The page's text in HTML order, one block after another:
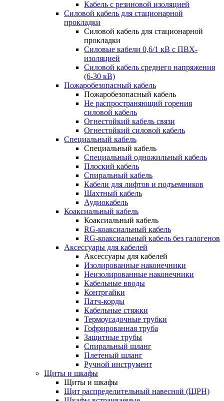
Кабель с резиновой изоляцией
Силовой кабель для стационарной
прокладки
Силовой кабель для стационарной
прокладки
Силовые кабели 0,6/1 кВ с ПВХ-
изоляцией
Силовой кабель среднего напряжения
(6-30 кВ)
Пожаробезопасный кабель
Пожаробезопасный кабель
Не распространяющий горения
силовой кабель
Огнестойкий кабель связи
Огнестойкий силовой кабель
Специальный кабель
Специальный кабель
Специальный одножильный кабель
Плоский кабель
Спиральный кабель
Кабели для лифтов и подъемников
Шахтный кабель
Аудиокабель
Коаксиальный кабель
Коаксиальный кабель
RG-коаксиальный кабель
RG-коаксиальный кабель без галогенов
Аксессуары для кабелей
Аксессуары для кабелей
Изолированные наконечники
Неизолированные наконечники
Кабельные вводы
Контргайки
Патч-корды
Кабельные стяжки
Термоусадочные трубки
Гофрированная труба
Защитные трубы
Спиральный шланг
Плетеный шланг
Ручной инструмент
Щиты и шкафы
Щиты и шкафы
Щит распределительный навесной (ЩРН)